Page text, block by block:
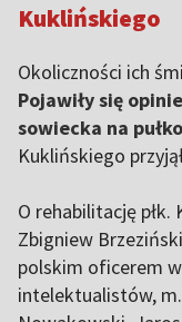
Kuklińskiego
Okoliczności ich
Pojawiły się
sowiecka na
Kuklińskiego
O rehabilitację
Zbigniew
polskim oficerem
intelektualistów,